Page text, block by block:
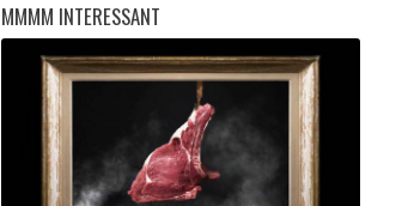
MMMM INTERESSANT